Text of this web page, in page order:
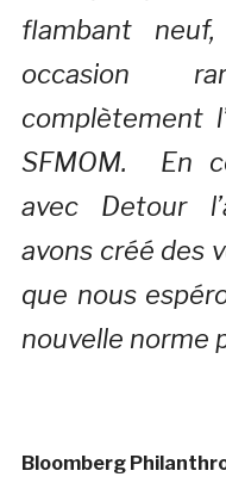
flambant
occasion
complètement
SFMOM. En
avec Detour
avons créé des
que nous
nouvelle norme
Bloomberg